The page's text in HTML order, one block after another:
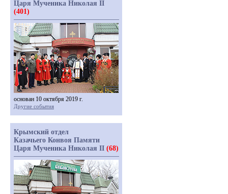
Царя Мученика Николая II
(401)
основан 10 октября 2019 г.
Другие события
Крымский отдел
Казачьего Конвоя Памяти
Царя Мученика Николая II (68)